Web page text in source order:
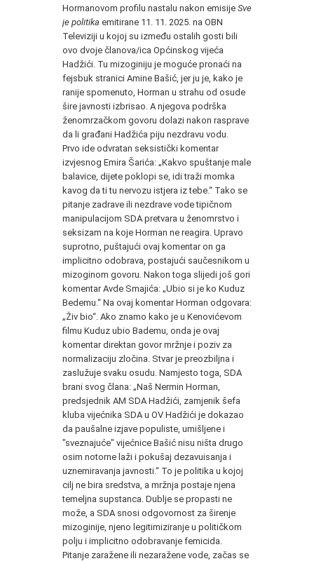
Hormanovom profilu nastalu nakon emisije Sve
je politika emitirane 11. 11. 2025. na OBN
Televiziji u kojoj su između ostalih gosti bili
ovo dvoje članova/ica Općinskog vijeća
Hadžići. Tu mizoginiju je moguće pronaći na
fejsbuk stranici Amine Bašić, jer ju je, kako je
ranije spomenuto, Horman u strahu od osude
šire javnosti izbrisao. A njegova podrška
ženomrzačkom govoru dolazi nakon rasprave
da li građani Hadžića piju nezdravu vodu.
Prvo ide odvratan seksistički komentar
izvjesnog Emira Šarića: „Kakvo spuštanje male
balavice, dijete poklopi se, idi traži momka
kavog da ti tu nervozu istjera iz tebe.“ Tako se
pitanje zadrave ili nezdrave vode tipičnom
manipulacijom SDA pretvara u ženomrstvo i
seksizam na koje Horman ne reagira. Upravo
suprotno, puštajući ovaj komentar on ga
implicitno odobrava, postajući saučesnikom u
mizoginom govoru. Nakon toga slijedi još gori
komentar Avde Smajića: „Ubio si je ko Kuduz
Bedemu.“ Na ovaj komentar Horman odgovara:
„Živ bio“. Ako znamo kako je u Kenovićevom
filmu Kuduz ubio Bademu, onda je ovaj
komentar direktan govor mržnje i poziv za
normalizaciju zločina. Stvar je preozbiljna i
zaslužuje svaku osudu. Namjesto toga, SDA
brani svog člana: „Naš Nermin Horman,
predsjednik AM SDA Hadžići, zamjenik šefa
kluba vijećnika SDA u OV Hadžići je dokazao
da paušalne izjave populiste, umišljene i
"sveznajuće" vijećnice Bašić nisu ništa drugo
osim notorne laži i pokušaj dezavuisanja i
uznemiravanja javnosti.“ To je politika u kojoj
cilj ne bira sredstva, a mržnja postaje njena
temeljna supstanca. Dublje se propasti ne
može, a SDA snosi odgovornost za širenje
mizoginije, njeno legitimiziranje u političkom
polju i implicitno odobravanje femicida.
Pitanje zaražene ili nezaražene vode, začas se